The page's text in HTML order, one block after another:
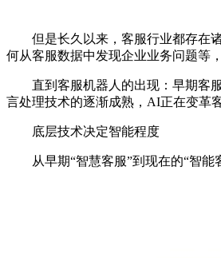
但是长久以来，客服行业都存在诸
何从客服数据中发现企业业务问题等
直到客服机器人的出现：早期客服
言处理技术的逐渐成熟，AI正在变革
底层技术决定智能程度
从早期“智慧客服”到现在的“智能